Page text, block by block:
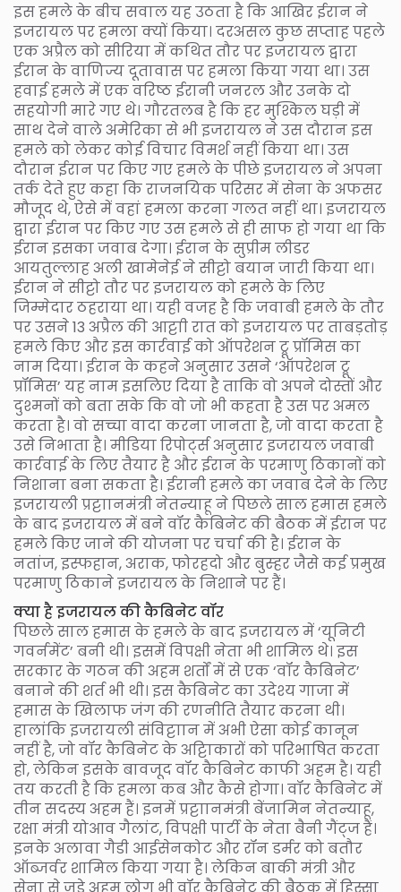
इस हमले के बीच सवाल यह उठता है कि आखिर ईरान ने
इजरायल पर हमला क्यों किया। दरअसल कुछ सप्ताह पहले
एक अप्रैल को सीरिया में कथित तौर पर इजरायल द्वारा
ईरान के वाणिज्य दूतावास पर हमला किया गया था। उस
हवाई हमले में एक वरिष्ठ ईरानी जनरल और उनके दो
सहयोगी मारे गए थे। गौरतलब है कि हर मुश्किल घड़ी में
साथ देने वाले अमेरिका से भी इजरायल ने उस दौरान इस
हमले को लेकर कोई विचार विमर्श नहीं किया था। उस
दौरान ईरान पर किए गए हमले के पीछे इजरायल ने अपना
तर्क देते हुए कहा कि राजनयिक परिसर में सेना के अफसर
मौजूद थे, ऐसे में वहां हमला करना गलत नहीं था। इजरायल
द्वारा ईरान पर किए गए उस हमले से ही साफ हो गया था कि
ईरान इसका जवाब देगा। ईरान के सुप्रीम लीडर
आयतुल्लाह अली खामेनेई ने सीट्टो बयान जारी किया था।
ईरान ने सीट्टो तौर पर इजरायल को हमले के लिए
जिम्मेदार ठहराया था। यही वजह है कि जवाबी हमले के तौर
पर उसने 13 अप्रैल की आट्टाी रात को इजरायल पर ताबड़तोड़
हमले किए और इस कार्रवाई को ऑपरेशन ट्रू प्रॉमिस का
नाम दिया। ईरान के कहने अनुसार उसने ‘ऑपरेशन ट्रू
प्रॉमिस’ यह नाम इसलिए दिया है ताकि वो अपने दोस्तों और
दुश्मनों को बता सके कि वो जो भी कहता है उस पर अमल
करता है। वो सच्चा वादा करना जानता है, जो वादा करता है
उसे निभाता है। मीडिया रिपोर्ट्स अनुसार इजरायल जवाबी
कार्रवाई के लिए तैयार है और ईरान के परमाणु ठिकानों को
निशाना बना सकता है। ईरानी हमले का जवाब देने के लिए
इजरायली प्रट्टाानमंत्री नेतन्याहू ने पिछले साल हमास हमले
के बाद इजरायल में बने वॉर कैबिनेट की बैठक में ईरान पर
हमले किए जाने की योजना पर चर्चा की है। ईरान के
नतांज, इस्फहान, अराक, फोरहदो और बुस्हर जैसे कई प्रमुख
परमाणु ठिकाने इजरायल के निशाने पर हैं।
क्या है इजरायल की कैबिनेट वॉर
पिछले साल हमास के हमले के बाद इजरायल में ‘यूनिटी
गवर्नमेंट’ बनी थी। इसमें विपक्षी नेता भी शामिल थे। इस
सरकार के गठन की अहम शर्तों में से एक ‘वॉर कैबिनेट’
बनाने की शर्त भी थी। इस कैबिनेट का उदेश्य गाजा में
हमास के खिलाफ जंग की रणनीति तैयार करना थी।
हालांकि इजरायली संविट्टाान में अभी ऐसा कोई कानून
नहीं है, जो वॉर कैबिनेट के अट्टिाकारों को परिभाषित करता
हो, लेकिन इसके बावजूद वॉर कैबिनेट काफी अहम है। यही
तय करती है कि हमला कब और कैसे होगा। वॉर कैबिनेट में
तीन सदस्य अहम हैं। इनमें प्रट्टाानमंत्री बेंजामिन नेतन्याहू,
रक्षा मंत्री योआव गैलांट, विपक्षी पार्टी के नेता बैनी गैंट्ज हैं।
इनके अलावा गैडी आईसेनकोट और रॉन डर्मर को बतौर
ऑब्जर्वर शामिल किया गया है। लेकिन बाकी मंत्री और
सेना से जुड़े अहम लोग भी वॉर कैबिनेट की बैठक में हिस्सा